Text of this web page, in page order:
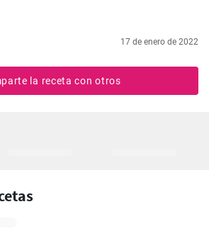
17 de enero de 2022
la receta con otros